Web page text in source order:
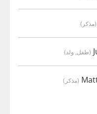
(مذكر)
(طفل, ولد)
(مذكر)